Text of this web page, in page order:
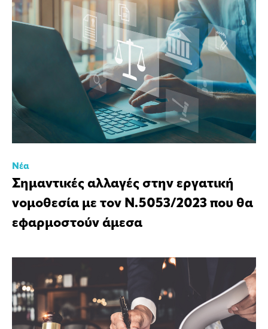
Νέα
Σημαντικές αλλαγές στην εργατική
νομοθεσία με τον Ν.5053/2023 που θα
εφαρμοστούν άμεσα